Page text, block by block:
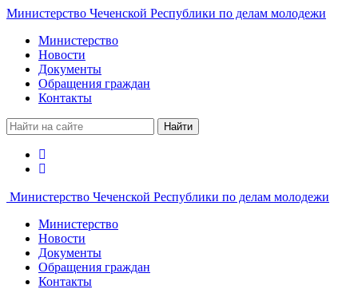
Министерство Чеченской Республики по делам молодежи
Министерство
Новости
Документы
Обращения граждан
Контакты
Найти
Министерство Чеченской Республики по делам молодежи
Министерство
Новости
Документы
Обращения граждан
Контакты